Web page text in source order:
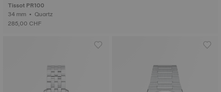
Tissot PR100
34 mm • Quartz
285,00 CHF